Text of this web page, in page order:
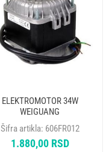
ELEKTROMOTOR 34W
WEIGUANG
Šifra artikla: 606FR012
1.880,00 RSD